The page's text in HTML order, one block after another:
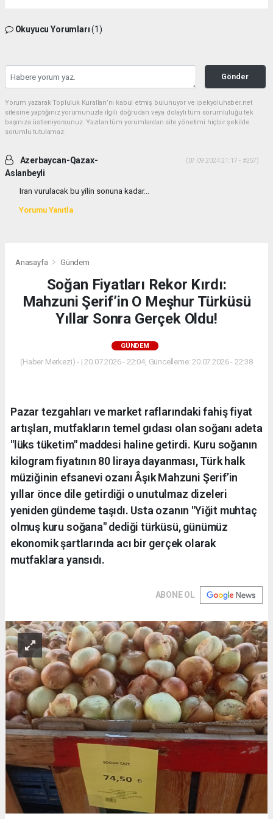
Okuyucu Yorumları(1)
Gönder
Yorum yazarak Topluluk Kuralları’nı kabul etmiş bulunuyor ve ipekyoluhaber.net
sitesine yaptığınız yorumunuzla ilgili doğrudan veya dolaylı tüm sorumluluğu tek
başınıza üstleniyorsunuz. Yazılan tüm yorumlardan site yönetimi hiçbir şekilde
sorumlu tutulamaz.
Azerbaycan-Qazax-
Aslanbeyli
(07.09.2024 21:17 - #257)
Iran vurulacak bu yilin sonuna kadar...
Yorumu Yanıtla
Anasayfa Gündem
Soğan Fiyatları Rekor Kırdı:
Mahzuni Şerif’in O Meşhur Türküsü
Yıllar Sonra Gerçek Oldu!
GÜNDEM
(Haber Merkezi) - | 20.07.2026 - 22:04, Güncelleme: 20.07.2026 - 22:38
Pazar tezgahları ve market raflarındaki fahiş fiyat
artışları, mutfakların temel gıdası olan soğanı adeta
"lüks tüketim" maddesi haline getirdi. Kuru soğanın
kilogram fiyatının 80 liraya dayanması, Türk halk
müziğinin efsanevi ozanı Âşık Mahzuni Şerif’in
yıllar önce dile getirdiği o unutulmaz dizeleri
yeniden gündeme taşıdı. Usta ozanın "Yiğit muhtaç
olmuş kuru soğana" dediği türküsü, günümüz
ekonomik şartlarında acı bir gerçek olarak
mutfaklara yansıdı.
ABONE OL